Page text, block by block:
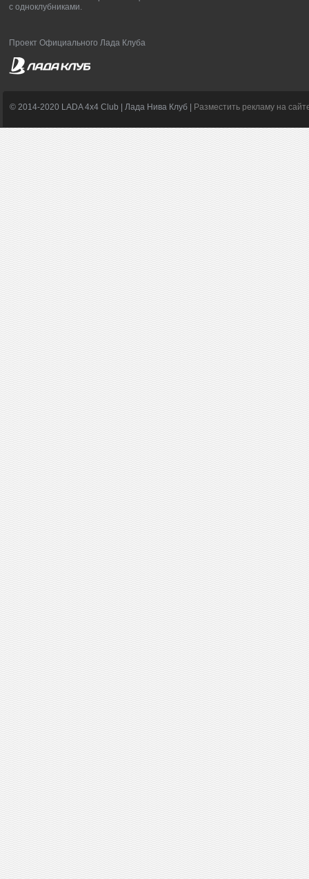
с одноклубниками.
Проект Официального Лада Клуба
© 2014-2020 LADA 4x4 Club | Лада Нива Клуб | Разместить рекламу на